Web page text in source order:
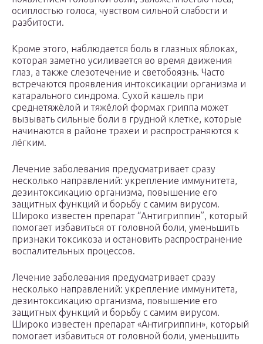
осиплостью голоса, чувством сильной слабости и
разбитости.
Кроме этого, наблюдается боль в глазных яблоках,
которая заметно усиливается во время движения
глаз, а также слезотечение и светобоязнь. Часто
встречаются проявления интоксикации организма и
катарального синдрома. Сухой кашель при
среднетяжёлой и тяжёлой формах гриппа может
вызывать сильные боли в грудной клетке, которые
начинаются в районе трахеи и распространяются к
лёгким.
Лечение заболевания предусматривает сразу
несколько направлений: укрепление иммунитета,
дезинтоксикацию организма, повышение его
защитных функций и борьбу с самим вирусом.
Широко известен препарат “Антигриппин”, который
помогает избавиться от головной боли, уменьшить
признаки токсикоза и остановить распространение
воспалительных процессов.
Лечение заболевания предусматривает сразу
несколько направлений: укрепление иммунитета,
дезинтоксикацию организма, повышение его
защитных функций и борьбу с самим вирусом.
Широко известен препарат «Антигриппин», который
помогает избавиться от головной боли, уменьшить